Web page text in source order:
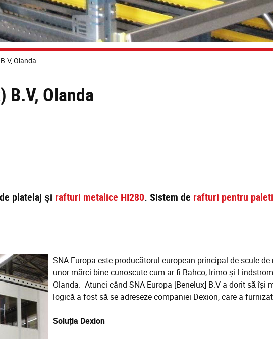
Olanda
B.V, Olanda
platelaj și rafturi metalice HI280. Sistem de rafturi pentru
SNA Europa este producătorul european principal de scule
unor mărci bine-cunoscute cum ar fi Bahco, Irimo și
Olanda. Atunci când SNA Europa [Benelux] B.V a dorit să își
logică a fost să se adreseze companiei Dexion, care a
Soluția Dexion